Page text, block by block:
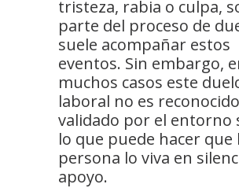
tristeza, rabia o culpa,
parte del proceso de
suele acompañar estos
eventos. Sin embargo,
muchos casos este
laboral no es
validado por el entorno
lo que puede hacer que
persona lo viva en
apoyo.